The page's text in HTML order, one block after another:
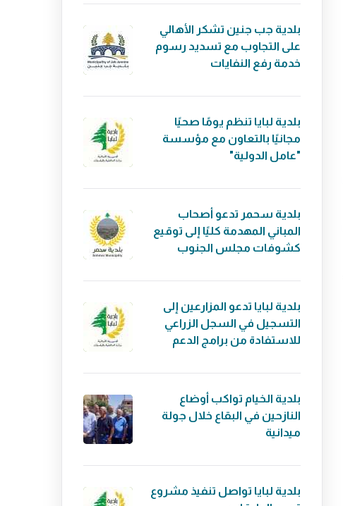
بلدية جب جنين تشكر الأهالي
على التجاوب مع تسديد رسوم
خدمة رفع النفايات
بلدية لبايا تنظم يومًا صحيًا
مجانيًا بالتعاون مع مؤسسة
"عامل الدولية"
بلدية سحمر تدعو أصحاب
المباني المهدمة كليًا إلى توقيع
كشوفات مجلس الجنوب
بلدية لبايا تدعو المزارعين إلى
التسجيل في السجل الزراعي
للاستفادة من برامج الدعم
بلدية الخيام تواكب أوضاع
النازحين في البقاع خلال جولة
ميدانية
بلدية لبايا تواصل تنفيذ مشروع